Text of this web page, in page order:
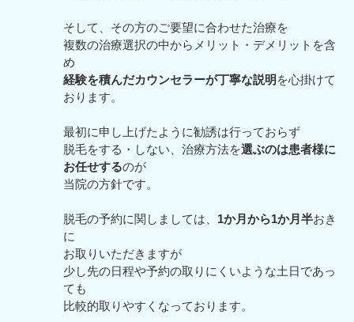
そして、その方のご要望に合わせた治療を
複数の治療選択の中からメリット・デメリットを含
め
経験を積んだカウンセラーが丁寧な説明 を心掛けて
おります。
最初に申し上げたように勧誘は行っておらず
脱毛をする・しない、治療方法を選ぶのは患者様に
お任せするのが
当院の方針です。
脱毛の予約に関しましては、 1か月から1か月半おき
に
お取りいただきますが
少し先の日程や予約の取りにくいような土日であっ
ても
比較的取りやすくなっております。